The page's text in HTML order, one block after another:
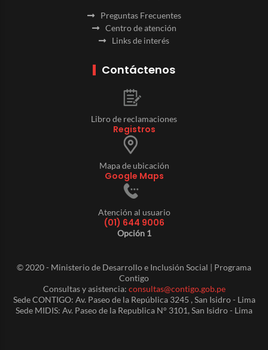
Preguntas Frecuentes
Centro de atención
Links de interés
Contáctenos
Libro de reclamaciones
Registros
Mapa de ubicación
Google Maps
Atención al usuario
(01) 644 9006
Opción 1
© 2020 - Ministerio de Desarrollo e Inclusión Social | Programa
Contigo
Consultas y asistencia: consultas@contigo.gob.pe
Sede CONTIGO: Av. Paseo de la República 3245 , San Isidro - Lima
Sede MIDIS: Av. Paseo de la Republica N° 3101, San Isidro - Lima